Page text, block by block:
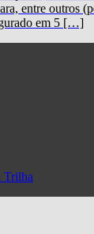
entre outros
em 5 […]
Trilha